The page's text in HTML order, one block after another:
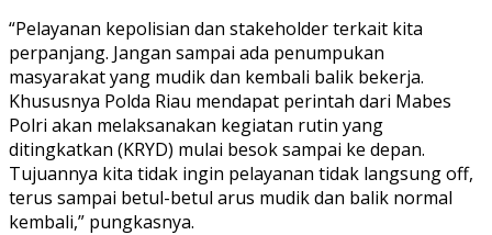
“Pelayanan kepolisian dan stakeholder terkait kita
perpanjang. Jangan sampai ada penumpukan
masyarakat yang mudik dan kembali balik bekerja.
Khususnya Polda Riau mendapat perintah dari Mabes
Polri akan melaksanakan kegiatan rutin yang
ditingkatkan (KRYD) mulai besok sampai ke depan.
Tujuannya kita tidak ingin pelayanan tidak langsung off,
terus sampai betul-betul arus mudik dan balik normal
kembali,” pungkasnya.